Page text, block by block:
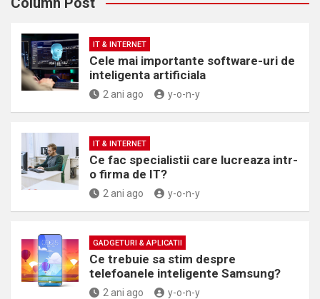
IT & INTERNET
Cele mai importante software-uri de
inteligenta artificiala
2 ani ago y-o-n-y
IT & INTERNET
Ce fac specialistii care lucreaza intr-
o firma de IT?
2 ani ago y-o-n-y
GADGETURI & APLICATII
Ce trebuie sa stim despre
telefoanele inteligente Samsung?
2 ani ago y-o-n-y